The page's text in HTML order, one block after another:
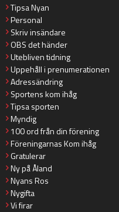
Tipsa Nyan
Personal
Skriv insändare
OBS det händer
Utebliven tidning
Uppehåll i prenumerationen
Adressändring
Sportens kom ihåg
Tipsa sporten
Myndig
100 ord från din förening
Föreningarnas Kom ihåg
Gratulerar
Ny på Åland
Nyans Ros
Nygifta
Vi firar